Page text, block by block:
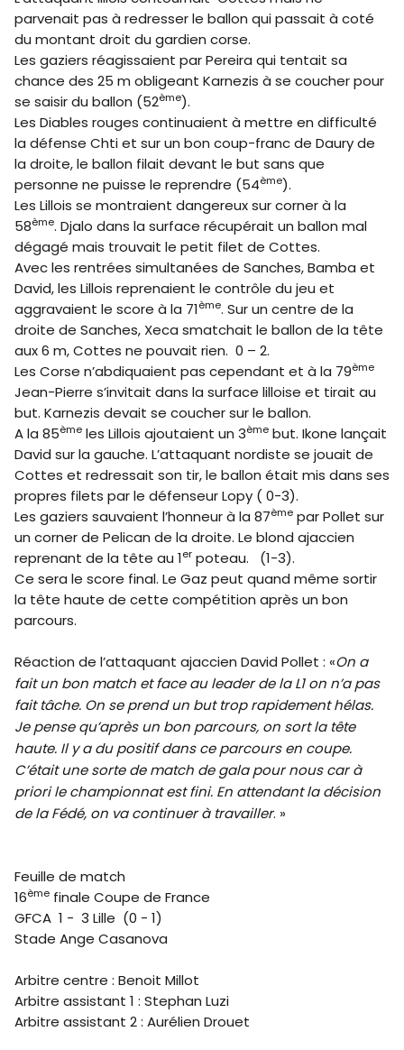
parvenait pas à redresser le ballon qui passait à coté
du montant droit du gardien corse.
Les gaziers réagissaient par Pereira qui tentait sa
chance des 25 m obligeant Karnezis à se coucher pour
se saisir du ballon (52ème).
Les Diables rouges continuaient à mettre en difficulté
la défense Chti et sur un bon coup-franc de Daury de
la droite, le ballon filait devant le but sans que
personne ne puisse le reprendre (54ème).
Les Lillois se montraient dangereux sur corner à la
58ème. Djalo dans la surface récupérait un ballon mal
dégagé mais trouvait le petit filet de Cottes.
Avec les rentrées simultanées de Sanches, Bamba et
David, les Lillois reprenaient le contrôle du jeu et
aggravaient le score à la 71ème. Sur un centre de la
droite de Sanches, Xeca smatchait le ballon de la tête
aux 6 m, Cottes ne pouvait rien. 0 – 2.
Les Corse n’abdiquaient pas cependant et à la 79ème
Jean-Pierre s’invitait dans la surface lilloise et tirait au
but. Karnezis devait se coucher sur le ballon.
A la 85ème les Lillois ajoutaient un 3ème but. Ikone lançait
David sur la gauche. L’attaquant nordiste se jouait de
Cottes et redressait son tir, le ballon était mis dans ses
propres filets par le défenseur Lopy ( 0-3).
Les gaziers sauvaient l’honneur à la 87ème par Pollet sur
un corner de Pelican de la droite. Le blond ajaccien
reprenant de la tête au 1er poteau. (1-3).
Ce sera le score final. Le Gaz peut quand même sortir
la tête haute de cette compétition après un bon
parcours.
Réaction de l’attaquant ajaccien David Pollet : «On a
fait un bon match et face au leader de la L1 on n’a pas
fait tâche. On se prend un but trop rapidement hélas.
Je pense qu’après un bon parcours, on sort la tête
haute. Il y a du positif dans ce parcours en coupe.
C’était une sorte de match de gala pour nous car à
priori le championnat est fini. En attendant la décision
de la Fédé, on va continuer à travailler. »
Feuille de match
16ème finale Coupe de France
GFCA 1 - 3 Lille (0 - 1)
Stade Ange Casanova
Arbitre centre : Benoit Millot
Arbitre assistant 1 : Stephan Luzi
Arbitre assistant 2 : Aurélien Drouet